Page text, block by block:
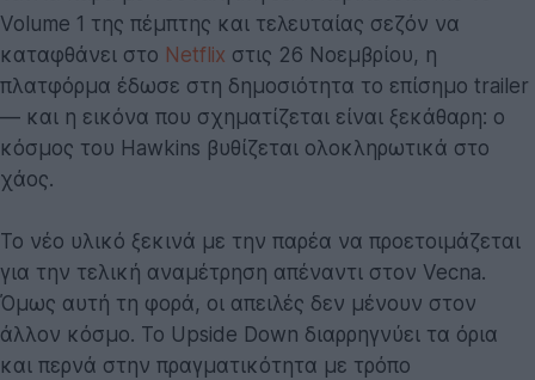
Volume 1 της πέμπτης και τελευταίας σεζόν να
καταφθάνει στο Netflix στις 26 Νοεμβρίου, η
πλατφόρμα έδωσε στη δημοσιότητα το επίσημο trailer
— και η εικόνα που σχηματίζεται είναι ξεκάθαρη: ο
κόσμος του Hawkins βυθίζεται ολοκληρωτικά στο
χάος.
Το νέο υλικό ξεκινά με την παρέα να προετοιμάζεται
για την τελική αναμέτρηση απέναντι στον Vecna.
Όμως αυτή τη φορά, οι απειλές δεν μένουν στον
άλλον κόσμο. Το Upside Down διαρρηγνύει τα όρια
και περνά στην πραγματικότητα με τρόπο